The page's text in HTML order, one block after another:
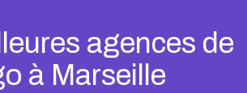
agences de
à Marseille